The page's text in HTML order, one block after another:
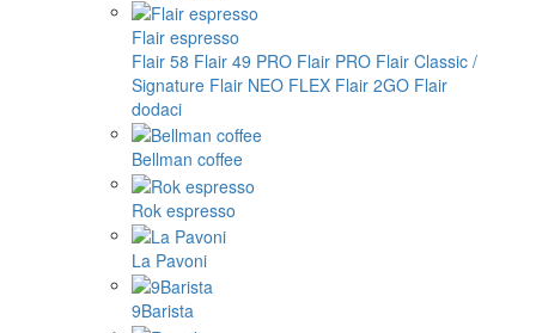
Flair espresso
Flair 58 Flair 49 PRO Flair PRO Flair Classic /
Signature Flair NEO FLEX Flair 2GO Flair
dodaci
Bellman coffee
Rok espresso
La Pavoni
9Barista